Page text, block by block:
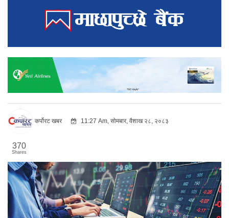
कर्पोरट खबर 11:27 Am, सोमबार, वैशाख २८, २०८३
370
Shares